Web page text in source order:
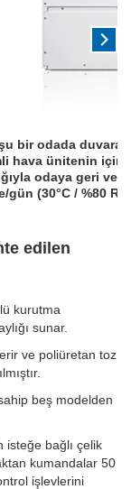
nem alma cihazı.
kuru hava, kanal
modeller 49 ila
kapasiteleri sağlar.
edilen
kurutma
sunar.
ve poliüretan toz
beş modelden
isteğe bağlı çelik
kumandalar 50
işlevlerini